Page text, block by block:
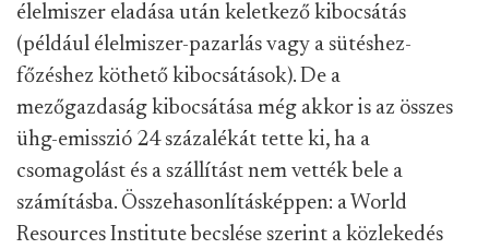
élelmiszer eladása után keletkező kibocsátás
(például élelmiszer-pazarlás vagy a sütéshez-
főzéshez köthető kibocsátások). De a
mezőgazdaság kibocsátása még akkor is az összes
ühg-emisszió 24 százalékát tette ki, ha a
csomagolást és a szállítást nem vették bele a
számításba. Összehasonlításképpen: a World
Resources Institute becslése szerint a közlekedés